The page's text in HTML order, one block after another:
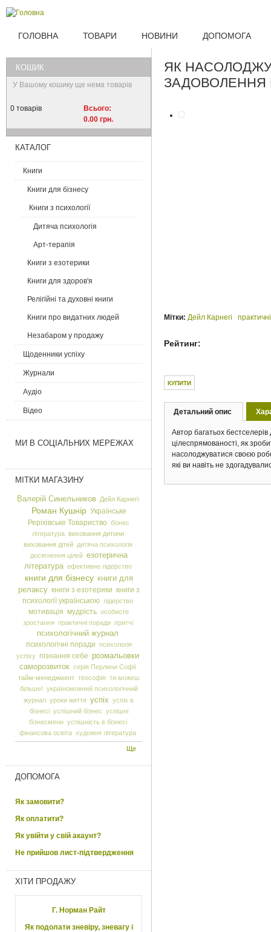
Перейти до основного матеріалу
MAIN MENU
ГОЛОВНА ТОВАРИ НОВИНИ ДОПОМОГА
ЯК
ЗАДОВОЛЕННЯ
Мітки: Дейл Карнегі
Рейтинг:
Детальний опис
(активна
вкладка)
Автор багатьох
цілеспрямованості, як
насолоджуватися своєю
які ви навіть не
КОШИК
У Вашому кошику ще нема товарів
0 товарів
Всього:
0.00 грн.
КАТАЛОГ
Книги
Книги для бізнесу
Книги з психології
Дитяча психологія
Арт-терапія
Книги з езотерики
Книги для здоров'я
Релігійні та духовні книги
Книги про видатних людей
Незабаром у продажу
Щоденники успіху
Журнали
Аудіо
Відео
МИ В СОЦІАЛЬНИХ МЕРЕЖАХ
МІТКИ МАГАЗИНУ
Валерій Синельников Дейл Карнегі
Роман Кушнір Українське
Реріхівське Товариство бізнес
література виховання дитини
виховання дітей
дитяча психологія
досягнення цілей езотерична
література ефективне лідерство
книги для бізнесу книги для
релаксу книги з езотерики книги з
психології українською лідерство
мотивація мудрість особисте
зростання практичні поради притчі
психологічний журнал
психологічні поради психологія
успіху пізнання себе розмальовки
саморозвиток серія Перлини Софії
тайм-менеджмент теософія ти можеш
більше! україномовний психологічний
журнал уроки життя успіх успіх в
бізнесі успішний бізнес успішні
бізнесмени успішність в бізнесі
фінансова освіта художня література
Ще
ДОПОМОГА
Як замовити?
Як оплатити?
Як увійти у свій акаунт?
Не прийшов лист-підтвердження
ХІТИ ПРОДАЖУ
Г. Норман Райт
Як подолати зневіру, зневагу і